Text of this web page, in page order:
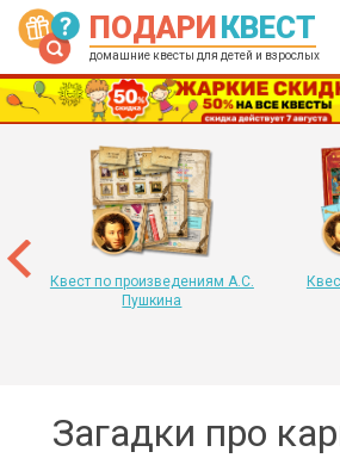
ПОДАРИКВЕСТ
домашние квесты для детей и взрослых
Квест по произведениям А.С.
Пушкина
Загадки про